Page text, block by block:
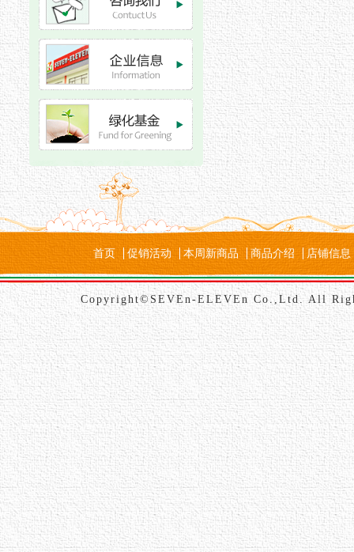
首页 促销活动 本周新商品 商品介绍 店铺信息
Copyright©SEVEn-ELEVEn Co.,Ltd. All